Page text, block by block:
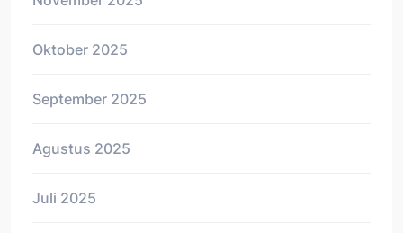
Oktober 2025
September 2025
Agustus 2025
Juli 2025